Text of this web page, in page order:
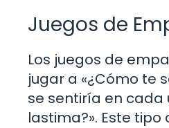
Juegos de
Los juegos de
jugar a «¿Cómo te
se sentiría en cada
lastima?». Este